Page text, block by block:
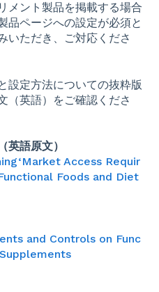
メント製品を掲載する場合
品ページへの設定が必須と
いただき、ご対応くださ
設定方法についての抜粋版
（英語）をご確認くださ
英語原文）
Access Requir
Foods and Diet
and Controls on Func